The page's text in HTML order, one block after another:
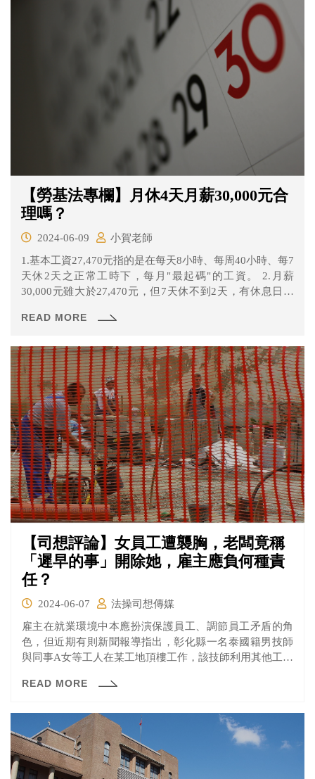
【勞基法專欄】月休4天月薪30,000元合
理嗎？
2024-06-09
小賀老師
1.基本工資27,470元指的是在每天8小時、每周40小時、每7
天休2天之正常工時下，每月"最起碼"的工資。 2.月薪
30,000元雖大於27,470元，但7天休不到2天，有休息日加
加班費如果大於2,530元(30,000-27470)，那就有加班費不
READ MORE
【司想評論】女員工遭襲胸，老闆竟稱
「遲早的事」開除她，雇主應負何種責
任？
2024-06-07
法操司想傳媒
雇主在就業環境中本應扮演保護員工、調節員工矛盾的角
色，但近期有則新聞報導指出，彰化縣一名泰國籍男技師
與同事A女等工人在某工地頂樓工作，該技師利用其他工人
事後A女向老闆告狀，老闆認為她說謊，還說「這裡都是男
院審理，認為老闆證詞反而證明A女被襲胸一事，依強制猥
褻罪判處男技師有期徒刑10月。
READ MORE